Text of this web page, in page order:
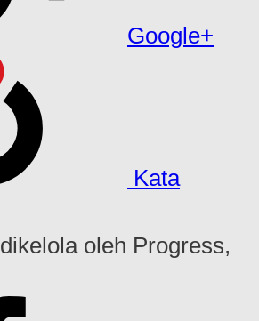
Google+
Kata
dikelola oleh Progress,